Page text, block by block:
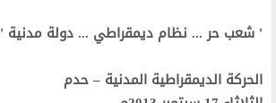
' شعب حر ... نظام ديمقراطي ... دولة مدنية '
الحركة الديمقراطية المدنية –حدم